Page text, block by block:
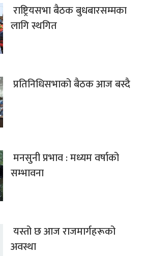
राष्ट्रियसभा बैठक बुधबारसम्मका
लागि स्थगित
प्रतिनिधिसभाको बैठक आज बस्दै
मनसुनी प्रभाव : मध्यम वर्षाको
सम्भावना
यस्तो छ आज राजमार्गहरूको
अवस्था